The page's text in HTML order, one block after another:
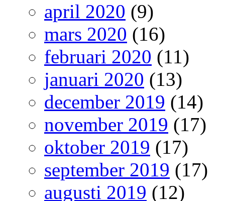
april 2020 (9)
mars 2020 (16)
februari 2020 (11)
januari 2020 (13)
december 2019 (14)
november 2019 (17)
oktober 2019 (17)
september 2019 (17)
augusti 2019 (12)